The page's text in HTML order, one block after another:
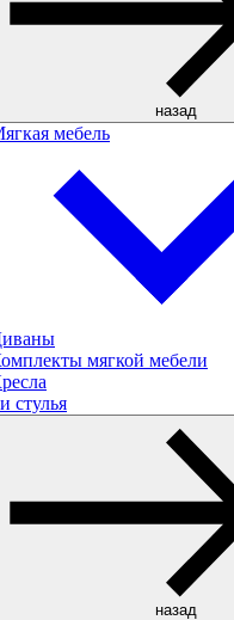
назад
мебель
мягкой мебели
стулья
назад